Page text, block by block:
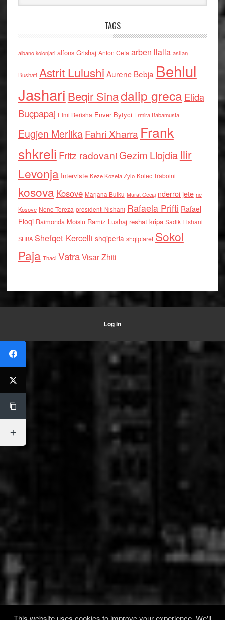
TAGS
albano kolonjari alfons Grishaj Anton Cefa arben llalla asllan
Bushati Astrit Lulushi Aurenc Bebja Behlul
Jashari Beqir Sinadalip grecaElida
Buçpapaj Elmi Berisha Enver Bytyci Ermira Babamusta
Eugjen MerlikaFahri Xharra Frank
shkreli Fritz radovaniGezim Llojdia Ilir
Levonja Interviste Keze Kozeta Zylo Kolec Traboini
kosova Kosove Marjana Bulku Murat Gecaj nderroi jete ne
Kosove Nene Tereza presidenti Nishani Rafaela Prifti Rafael
Floqi Raimonda Moisiu Ramiz Lushaj reshat kripa Sadik Elshani
SHBA Shefqet Kercelli shqiperia shqiptaret Sokol
Paja Thaci VatraVisar Zhiti
Log in